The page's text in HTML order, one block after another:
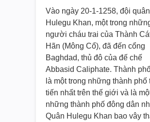
Vào ngày 20-1-1258, đội quân
Hulegu Khan, một trong
người cháu trai của Thành
Hãn (Mông Cổ), đã đến cổng
Baghdad, thủ đô của đế chế
Abbasid Caliphate. Thành
là một trong những thành phố
tiến nhất trên thế giới và là
những thành phố đông dân
Quân Hulegu Khan bao vây